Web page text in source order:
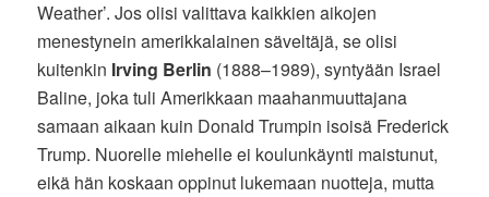
Weather’. Jos olisi valittava kaikkien aikojen
menestynein amerikkalainen säveltäjä, se olisi
kuitenkin Irving Berlin (1888–1989), syntyään Israel
Baline, joka tuli Amerikkaan maahanmuuttajana
samaan aikaan kuin Donald Trumpin isoisä Frederick
Trump. Nuorelle miehelle ei koulunkäynti maistunut,
eikä hän koskaan oppinut lukemaan nuotteja, mutta